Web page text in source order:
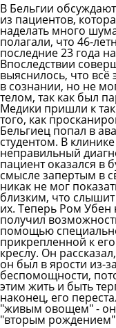
В Бельгии
из пациентов,
наделать много
полагали, что 46-
последние 23 года
Впоследствии
выяснилось, что
в сознании, но не
телом, так как был
Медики пришли к
того, как
Бельгиец попал в
студентом. В
неправильный
пациент оказался в
смысле запертым в
никак не мог
близким, что
их. Теперь Ром Убен
получил
помощью
прикрепленной к
креслу. Он
он был в ярости из-
беспомощности,
этим жить и быть
наконец, его
"живым овощем" - он
"вторым